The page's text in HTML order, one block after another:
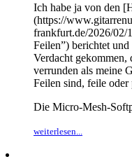
Ich habe ja von den
(https://
frankfurt.de/2026/02/
Feilen”) berichtet
Verdacht gekommen,
verrunden als meine
Feilen sind, feile
Die Micro-Mesh-
weiterlesen...